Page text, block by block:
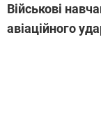
Військові
авіаційного